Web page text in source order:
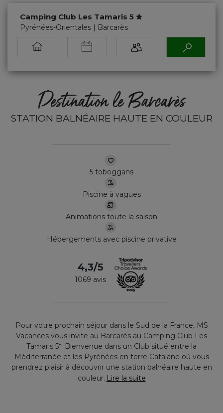
Camping Club Les Tamaris 5
Pyrénées-Orientales | Barcarès
Destination le Barcarès
STATION BALNÉAIRE HAUTE EN COULEUR
5 toboggans
Piscine à vagues
Animations toute la saison
Hébergements avec piscine privative
4,3/5
1069 avis
Pour votre prochain séjour dans le Sud de la France, MS
Vacances vous invite au Barcarès au Camping Club Les
Tamaris 5*. Bienvenue dans un Club situé entre la
Méditerranée et les Pyrénées en terre Catalane où vous
prendrez plaisir à découvrir une station balnéaire haute en
couleur. Lire la suite